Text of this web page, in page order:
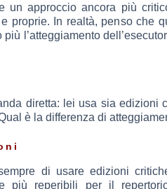
un approccio ancora più
proprie. In realtà, penso che
più l’atteggiamento
diretta: lei usa sia edizioni
è la differenza di
di usare edizioni
più reperibili per il